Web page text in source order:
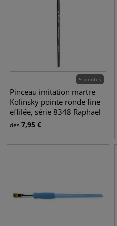
5 pointes
Pinceau imitation martre
Kolinsky pointe ronde fine
effilée, série 8348 Raphaël
dès 7,95 €